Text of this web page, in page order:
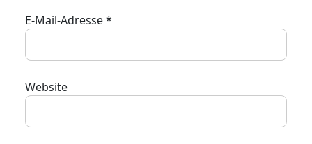
E-Mail-Adresse*
Website